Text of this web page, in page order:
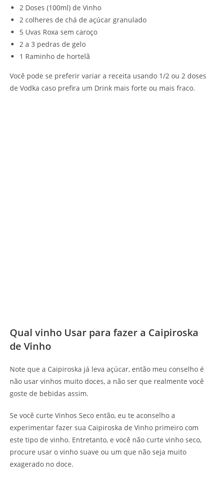
2 Doses (100ml) de Vinho
2 colheres de chá de açúcar granulado
5 Uvas Roxa sem caroço
2 a 3 pedras de gelo
1 Raminho de hortelã
Você pode se preferir variar a receita usando 1/2 ou 2 doses
de Vodka caso prefira um Drink mais forte ou mais fraco.
Qual vinho Usar para fazer a Caipiroska
de Vinho
Note que a Caipiroska já leva açúcar, então meu conselho é
não usar vinhos muito doces, a não ser que realmente você
goste de bebidas assim.
Se você curte Vinhos Seco então, eu te aconselho a
experimentar fazer sua Caipiroska de Vinho primeiro com
este tipo de vinho. Entretanto, e você não curte vinho seco,
procure usar o vinho suave ou um que não seja muito
exagerado no doce.